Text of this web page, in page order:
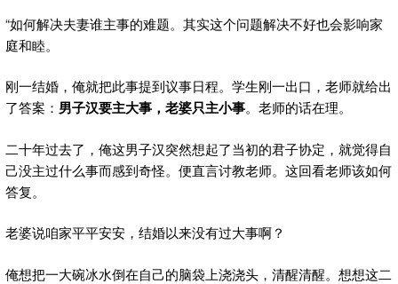
“如何解决夫妻谁主事的难题。其实这个问题解决不好也会影响家
庭和睦。
刚一结婚，俺就把此事提到议事日程。学生刚一出口，老师就给出
了答案： 男子汉要主大事，老婆只主小事。老师的话在理。
二十年过去了，俺这男子汉突然想起了当初的君子协定，就觉得自
己没主过什么事而感到奇怪。便直言讨教老师。这回看老师该如何
答复。
老婆说咱家平平安安，结婚以来没有过大事啊？
俺想把一大碗冰水倒在自己的脑袋上浇浇头，清醒清醒。想想这二